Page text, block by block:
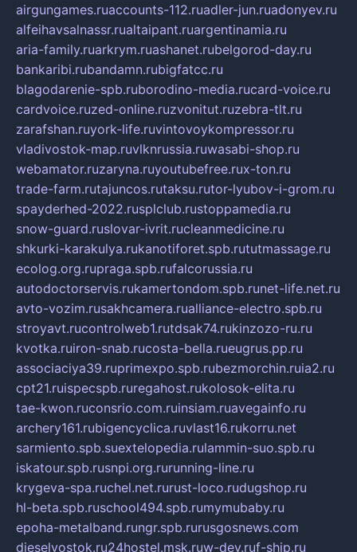
airgungames.ruaccounts-112.ruadler-jun.ruadonyev.ru
alfeihavsalnassr.rualtaipant.ruargentinamia.ru
aria-family.ruarkrym.ruashanet.rubelgorod-day.ru
bankaribi.rubandamn.rubigfatcc.ru
blagodarenie-spb.ruborodino-media.rucard-voice.ru
cardvoice.ruzed-online.ruzvonitut.ruzebra-tlt.ru
zarafshan.ruyork-life.ruvintovoykompressor.ru
vladivostok-map.ruvlknrussia.ruwasabi-shop.ru
webamator.ruzaryna.ruyoutubefree.rux-ton.ru
trade-farm.rutajuncos.rutaksu.rutor-lyubov-i-grom.ru
spayderhed-2022.rusplclub.rustoppamedia.ru
snow-guard.ruslovar-ivrit.rucleanmedicine.ru
shkurki-karakulya.rukanotiforet.spb.rututmassage.ru
ecolog.org.rupraga.spb.rufalcorussia.ru
autodoctorservis.rukamertondom.spb.runet-life.net.ru
avto-vozim.rusakhcamera.rualliance-electro.spb.ru
stroyavt.rucontrolweb1.rutdsak74.rukinzozo-ru.ru
kvotka.ruiron-snab.rucosta-bella.rueugrus.pp.ru
associaciya39.ruprimexpo.spb.rubezmorchin.ruia2.ru
cpt21.ruispecspb.ruregahost.rukolosok-elita.ru
tae-kwon.ruconsrio.com.ruinsiam.ruavegainfo.ru
archery161.rubigencyclica.ruvlast16.rukorru.net
sarmiento.spb.suextelopedia.rulammin-suo.spb.ru
iskatour.spb.rusnpi.org.rurunning-line.ru
krygeva-spa.ruchel.net.rurust-loco.rudugshop.ru
hl-beta.spb.ruschool494.spb.rumymubaby.ru
epoha-metalband.rungr.spb.rurusgosnews.com
dieselvostok.ru24hostel.msk.ruw-dev.ruf-ship.ru